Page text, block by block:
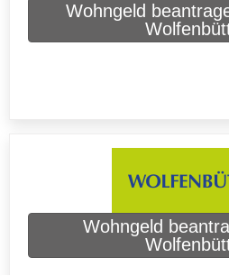
Wohngeld
Wohngeld